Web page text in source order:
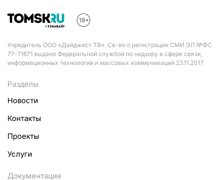
Учредитель ООО «Дайджест ТВ». Св-во о регистрации СМИ ЭЛ №ФС
77-71671 выдано Федеральной службой по надзору в сфере связи,
информационных технологий и массовых коммуникаций 23.11.2017
Разделы
Новости
Контакты
Проекты
Услуги
Документация